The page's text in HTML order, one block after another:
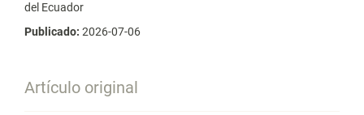
del Ecuador
Publicado: 2026-07-06
Artículo original